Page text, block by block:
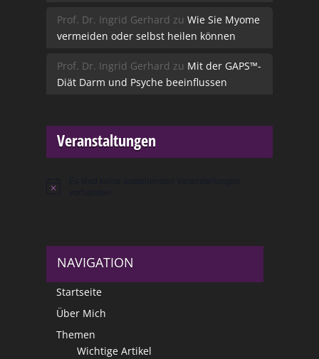
Prof. Dr. Ingrid Gerhard zu Wie Sie Myome
vermeiden oder selbst heilen können
Prof. Dr. Ingrid Gerhard zu Mit der GAPS™-
Diät Darm und Psyche beeinflussen
Veranstaltungen
Hinweis
NAVIGATION
Startseite
Über Mich
Themen
Wichtige Artikel